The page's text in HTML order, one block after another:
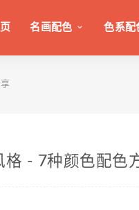
名画配色 色系配
格 - 7种颜色配色